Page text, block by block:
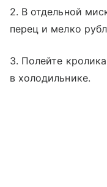
2. В отдельной
перец и мелко
3. Полейте
в холодильнике.